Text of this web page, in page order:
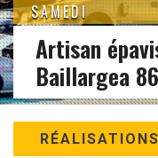
SAMEDI
Artisan
Baillargea
RÉALISATIONS